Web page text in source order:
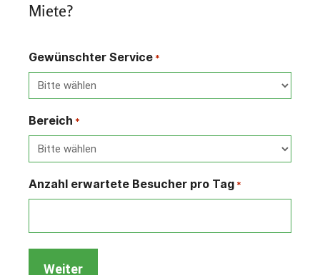
Miete?
Gewünschter Service *
Bereich *
Anzahl erwartete Besucher pro Tag *